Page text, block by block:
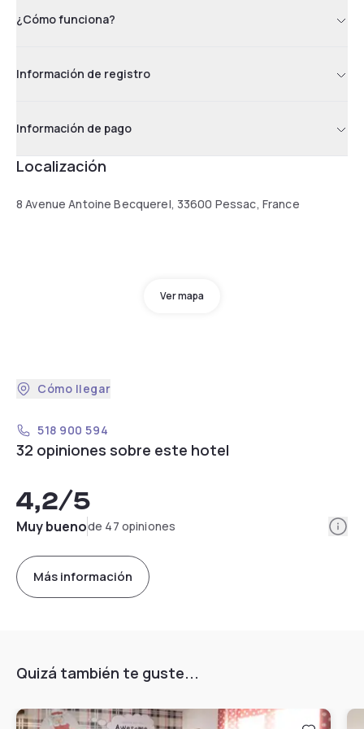
¿Cómo funciona?
Información de registro
Información de pago
Localización
8 Avenue Antoine Becquerel, 33600 Pessac, France
Ver mapa
Cómo llegar
518 900 594
32 opiniones sobre este hotel
4,2/5
Muy buenode 47 opiniones
Más información
Quizá también te guste...